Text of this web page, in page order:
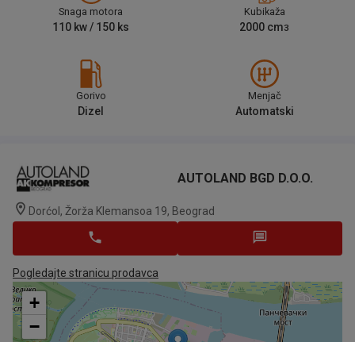
Snaga motora
110 kw / 150 ks
Kubikaža
2000 cm3
Gorivo
Dizel
Menjač
Automatski
AUTOLAND BGD D.o.o.
Dorćol, Žorža Klemansoa 19, Beograd
Pogledajte stranicu prodavca
+
−